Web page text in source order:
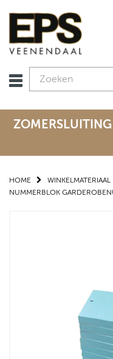
HOME WINKELMATERIAAL
NUMMERBLOK